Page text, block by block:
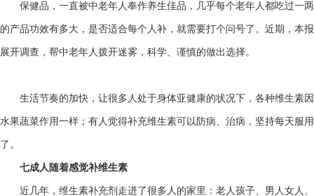
保健品，一直被中老年人奉作养生佳品，几乎每个老年人都吃过一
的产品功效有多大，是否适合每个人补，就需要打个问号了。近期，本
展开调查，帮中老年人拨开迷雾，科学、谨慎的做出选择。
生活节奏的加快，让很多人处于身体亚健康的状况下，各种维生素
水果蔬菜作用一样；有人觉得补充维生素可以防病、治病，坚持每天服
了。
七成人随着感觉补维生素
近几年，维生素补充剂走进了很多人的家里：老人孩子、男人女人